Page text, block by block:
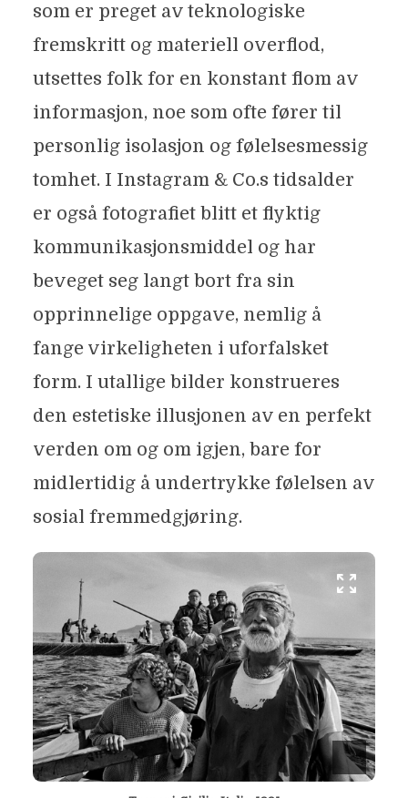
som er preget av teknologiske
fremskritt og materiell overflod,
utsettes folk for en konstant flom av
informasjon, noe som ofte fører til
personlig isolasjon og følelsesmessig
tomhet. I Instagram & Co.s tidsalder
er også fotografiet blitt et flyktig
kommunikasjonsmiddel og har
beveget seg langt bort fra sin
opprinnelige oppgave, nemlig å
fange virkeligheten i uforfalsket
form. I utallige bilder konstrueres
den estetiske illusjonen av en perfekt
verden om og om igjen, bare for
midlertidig å undertrykke følelsen av
sosial fremmedgjøring.